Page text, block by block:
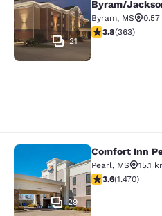
21
Byram/
Byram, MS
Valutazione di
3.8(363)
Comfort Inn
29
Comfort Inn
Pearl, MS
15.1
Valutazione di
3.6(1.470)